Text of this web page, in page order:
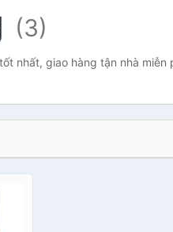
(3)
nhất, giao hàng tận nhà miễn